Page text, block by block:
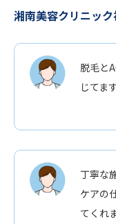
湘南美容クリニッ
脱毛と
じてま
丁寧な
ケアの
てくれ